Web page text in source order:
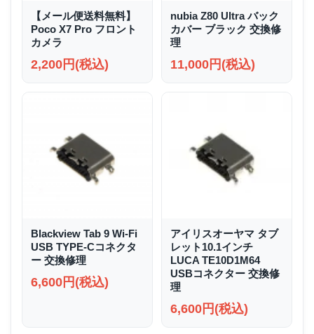
【メール便送料無料】
Poco X7 Pro フロント
カメラ
2,200円(税込)
nubia Z80 Ultra バック
カバー ブラック 交換修
理
11,000円(税込)
Blackview Tab 9 Wi-Fi
USB TYPE-Cコネクタ
ー 交換修理
6,600円(税込)
アイリスオーヤマ タブ
レット10.1インチ
LUCA TE10D1M64
USBコネクター 交換修
理
6,600円(税込)